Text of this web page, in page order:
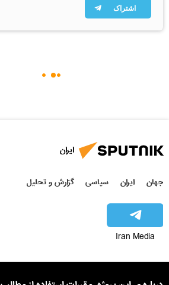
اشتراک
ایران
جهان ایران سیاسی گزارش و تحلیل
Iran Media